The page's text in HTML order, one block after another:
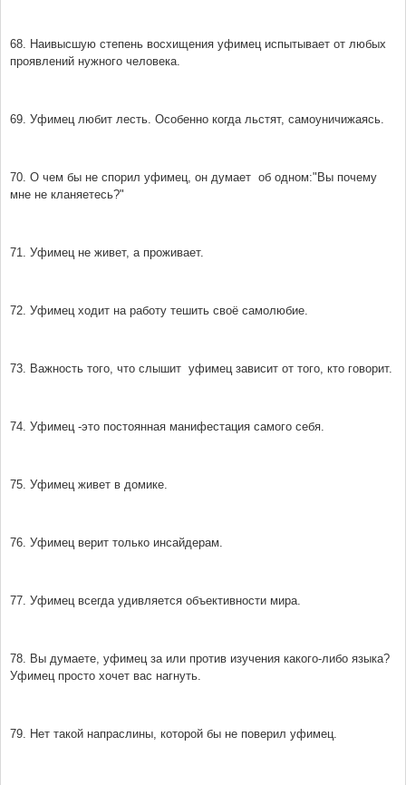
68. Наивысшую степень восхищения уфимец испытывает от любых
проявлений нужного человека.
69. Уфимец любит лесть. Особенно когда льстят, самоуничижаясь.
70. О чем бы не спорил уфимец, он думает об одном:"Вы почему
мне не кланяетесь?"
71. Уфимец не живет, а проживает.
72. Уфимец ходит на работу тешить своё самолюбие.
73. Важность того, что слышит уфимец зависит от того, кто говорит.
74. Уфимец -это постоянная манифестация самого себя.
75. Уфимец живет в домике.
76. Уфимец верит только инсайдерам.
77. Уфимец всегда удивляется объективности мира.
78. Вы думаете, уфимец за или против изучения какого-либо языка?
Уфимец просто хочет вас нагнуть.
79. Нет такой напраслины, которой бы не поверил уфимец.